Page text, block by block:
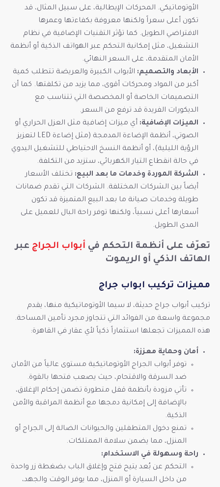
الأوتوماتيكي. المحركات الإيطالية، على سبيل المثال، قد
تكون أعلى سعراً ولكنها معروفة بكفاءتها وعمرها
الافتراضي الطويل. كما تؤثر التقنيات الإضافية في نظام
التشغيل، مثل إمكانية التحكم عبر الهواتف الذكية أو أنظمة
الأمان المتقدمة، على السعر النهائي.
الأبعاد والتصميم: الأبواب الكبيرة والعريضة تتطلب كمية
أكبر من المواد ومحركات أقوى، مما يزيد من تكلفتها. كما أن
التصميمات الخاصة أو المخصصة التي تتناسب مع
الديكورات الفريدة قد ترفع من السعر.
الميزات الإضافية: أي ميزات إضافية مثل العزل الحراري أو
الصوتي، أنظمة الإضاءة المدمجة (مثل إضاءة LED لتعزيز
الرؤية الليلية)، أو أنظمة النسخ الاحتياطي للتشغيل اليدوي
في حالة انقطاع التيار الكهربائي، ستزيد من التكلفة.
الشركة الموردة وخدمات ما بعد البيع: تختلف الأسعار
أيضاً بين الشركات المختلفة. الشركات التي تقدم ضمانات
طويلة وخدمات صيانة ما بعد البيع المتميزة قد تكون
أسعارها أعلى نسبياً، ولكنها توفر راحة البال للعميل على
المدى الطويل.
تعرّف على أنظمة التحكم في أبواب الجراج عبر
الهاتف الذكي أو الريموت
مميزات تركيب ابواب جراج
تركيب أبواب جراج حديثة، لا سيما الأوتوماتيكية منها، يقدم
مجموعة واسعة من الفوائد التي تتجاوز مجرد تأمين المساحة.
هذه المميزات تجعلها استثماراً ذكياً لأي عقار في القاهرة:
أمان وحماية معززة:
توفر أبواب الجراج الأوتوماتيكية مستوى عالياً من الأمان
ضد السرقة والاقتحام، حيث يصعب فتحها بالقوة.
تأتي مزودة بأنظمة قفل متطورة تضمن إحكام الإغلاق،
بالإضافة إلى إمكانية دمجها مع أنظمة المراقبة والأمن
الذكية.
تمنع دخول المتطفلين والحيوانات الضالة إلى الجراج أو
المنزل، مما يضمن سلامة الممتلكات.
راحة وسهولة في الاستخدام:
التحكم عن بُعد يتيح فتح وإغلاق الباب بضغطة زر واحدة
من داخل السيارة أو المنزل، مما يوفر الوقت والجهد،